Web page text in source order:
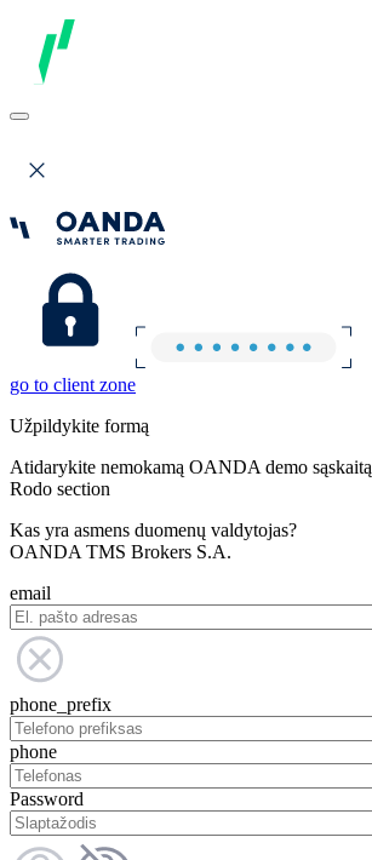
go to client zone
Užpildykite formą
Atidarykite nemokamą OANDA demo sąskaitą
Rodo section
Kas yra asmens duomenų valdytojas?
OANDA TMS Brokers S.A.
email
phone_prefix
phone
Password